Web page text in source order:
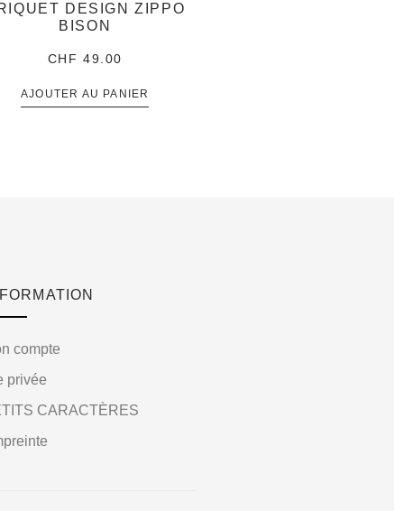
DESIGN ZIPPO
BISON
CHF 49.00
AJOUTER AU PANIER
compte
privée
CARACTÈRES